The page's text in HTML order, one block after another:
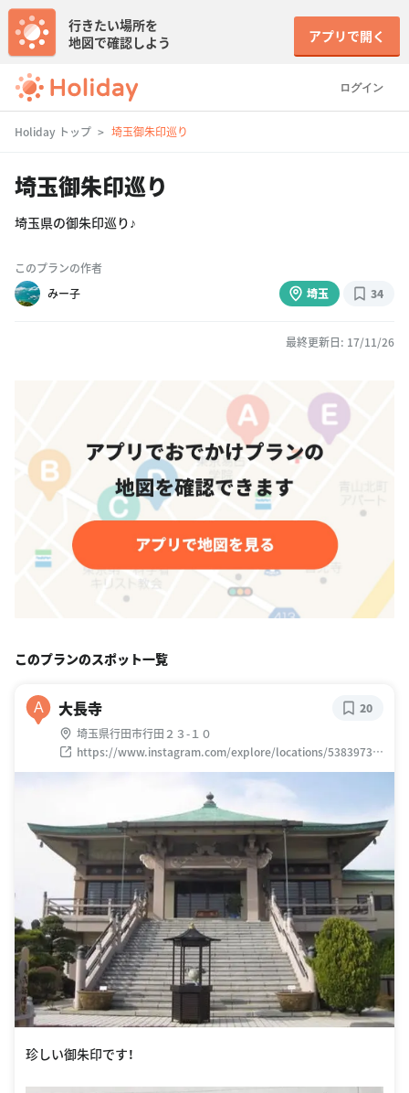
ログイン
行きたい場所を
地図で確認しよう
アプリで開く
Holiday トップ 埼玉御朱印巡り
埼玉御朱印巡り
埼玉県の御朱印巡り♪
このプランの作者
みー子
埼玉 34
最終更新日: 17/11/26
このプランのスポット一覧
A 大長寺
埼玉県行田市行田２３-１０
https://www.instagram.com/explore/locations/53839731
2
20
珍しい御朱印です！